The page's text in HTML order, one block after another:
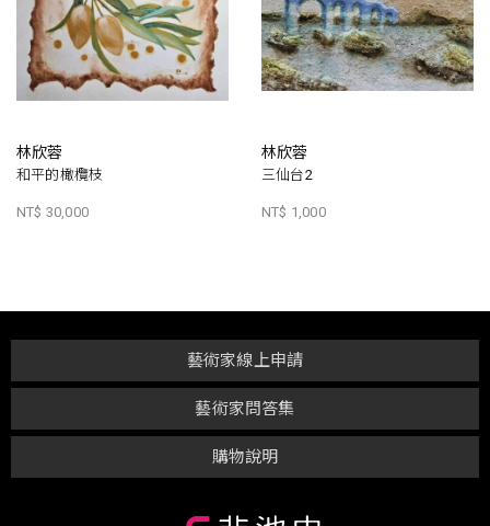
林欣蓉
和平的橄欖枝
NT$ 30,000
林欣蓉
三仙台2
NT$ 1,000
購物說明
藝術家問答集
藝術家線上申請